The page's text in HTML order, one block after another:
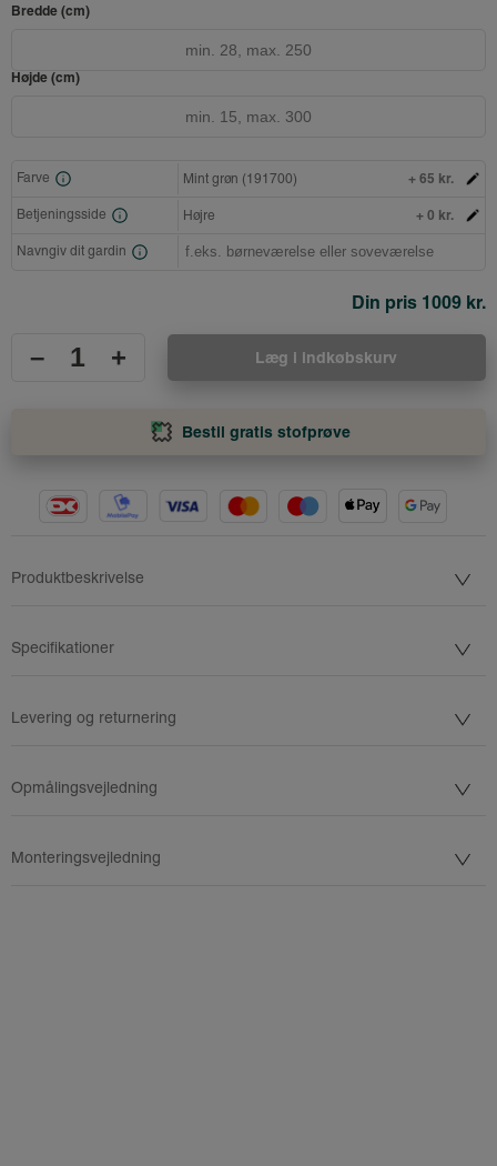
Bredde (cm)
Højde (cm)
Farve Mint grøn (191700) + 65 kr.
Betjeningsside Højre + 0 kr.
Navngiv dit gardin
Din pris 1009 kr.
– + Læg i indkøbskurv
Bestil gratis stofprøve
Produktbeskrivelse
Specifikationer
Levering og returnering
Opmålingsvejledning
Monteringsvejledning